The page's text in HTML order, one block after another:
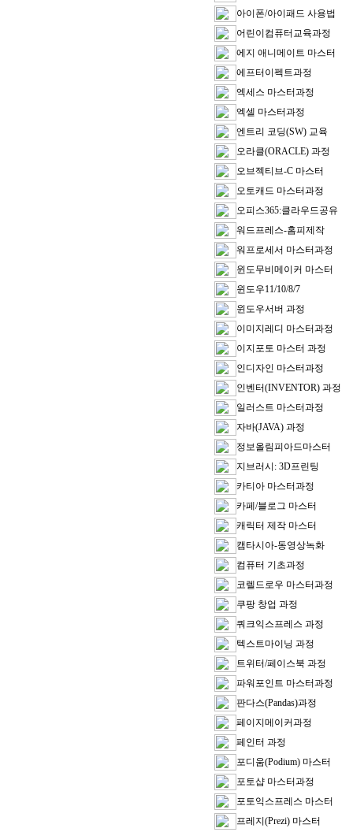
아이폰/아이패드 사용법
어린이컴퓨터교육과정
에지 애니메이트 마스터
에프터이펙트과정
엑세스 마스터과정
엑셀 마스터과정
엔트리 코딩(SW) 교육
오라클(ORACLE) 과정
오브젝티브-C 마스터
오토캐드 마스터과정
오피스365:클라우드공유
워드프레스-홈피제작
워프로세서 마스터과정
윈도무비메이커 마스터
윈도우11/10/8/7
윈도우서버 과정
이미지레디 마스터과정
이지포토 마스터 과정
인디자인 마스터과정
인벤터(INVENTOR) 과정
일러스트 마스터과정
자바(JAVA) 과정
정보올림피아드마스터
지브러시: 3D프린팅
카티아 마스터과정
카페/블로그 마스터
캐릭터 제작 마스터
캠타시아-동영상녹화
컴퓨터 기초과정
코렐드로우 마스터과정
쿠팡 창업 과정
쿼크익스프레스 과정
텍스트마이닝 과정
트위터/페이스북 과정
파워포인트 마스터과정
판다스(Pandas)과정
페이지메이커과정
페인터 과정
포디움(Podium) 마스터
포토샵 마스터과정
포토익스프레스 마스터
프레지(Prezi) 마스터